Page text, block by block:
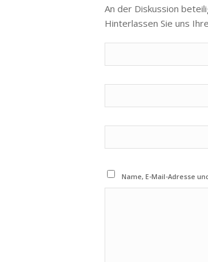
An der Diskussion
Hinterlassen Sie uns
Name, E-Mail-Adresse